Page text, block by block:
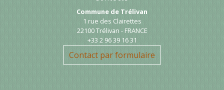
Commune de Trélivan
1 rue des Clairettes
22100 Trélivan - FRANCE
+33 2 96 39 16 31
Contact par formulaire